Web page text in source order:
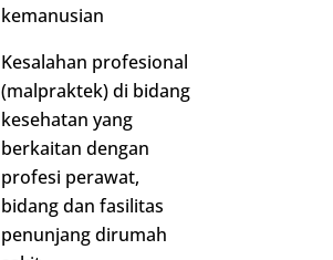
kemanusian
Kesalahan profesional
(malpraktek) di bidang
kesehatan yang
berkaitan dengan
profesi perawat,
bidang dan fasilitas
penunjang dirumah